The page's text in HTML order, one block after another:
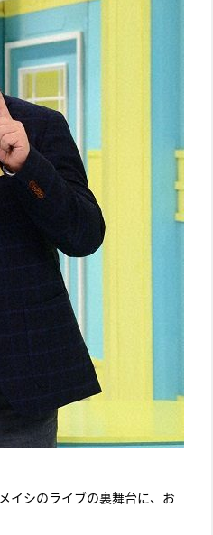
イシのライブの裏舞台に、お